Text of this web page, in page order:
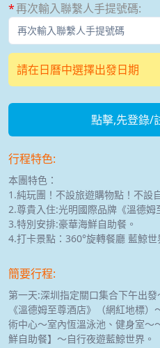
再次輸入聯繫人手提號碼:
請在日曆中選擇出發日期
點擊,先登錄/
行程特色:
本團特色：
1.純玩團！不設旅遊購物點！不設
2.尊貴入住:光明國際品牌《溫德姆
3.特別安排:豪華海鮮自助餐。
4.打卡景點：360°旋轉餐廳 藍鯨
簡要行程:
第一天:深圳指定關口集合下午出
《溫德姆至尊酒店》（網紅地標
術中心～室內恆溫泳池、健身室～
鮮自助餐】～自行夜遊藍鯨世界。